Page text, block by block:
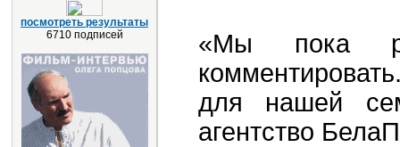
посмотреть результаты
6710 подписей
«Мы пока
для нашей
агентство